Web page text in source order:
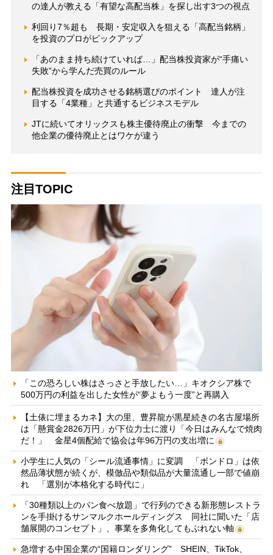
の達人が教える「有望な高配当株」を探し出す3つの視点
利回り7％超も 長期・安定収入を狙える「高配当銘柄」
を投資のプロがピックアップ
「あのまま持ち続けていれば…」配当株投資家が“手痛い
失敗”から学んだ売買のルール
配当株投資を成功させる銘柄選びのポイント 達人が注
目する「4業種」と共通するビジネスモデル
JTに続いてオリックスも株主優待廃止の衝撃 今までの
他企業の優待廃止とはワケが違う
注目TOPIC
「この恐ろしい株はさっさと手放したい…」キオクシア株で
500万円の利益を出した女性が“夢よもう一度”と再購入
【土俵に埋まるカネ】大の里、豊昇龍が黒星続きの名古屋場所
は「懸賞金2826万円」が下位力士に渡り「今日はみんなで焼肉
だ！」 金星4個配給で協会は年96万円の支出増に
小学生に人気の「シール流通事情」に変調 「ボンドロ」は依
然品薄状態が続くが、模倣品や類似品が大量流通し一部で値崩
れ 「選別が本格化する時代に」
「30種類以上のパン食べ放題」で行列のできる新形態レストラ
ンを手掛けるサンマルクホールディングス 同社に聞いた「店
舗展開のコンセプト」、事業を多角化してもぶれない軸
急増する中国企業の“国籍ロンダリング” SHEIN、TikTok、